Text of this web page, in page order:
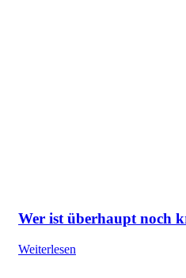
Wer ist überhaupt noch
Weiterlesen